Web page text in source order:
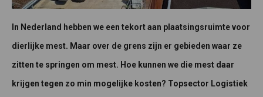
In Nederland hebben we een tekort aan plaatsingsruimte voor
dierlijke mest. Maar over de grens zijn er gebieden waar ze
zitten te springen om mest. Hoe kunnen we die mest daar
krijgen tegen zo min mogelijke kosten? Topsector Logistiek